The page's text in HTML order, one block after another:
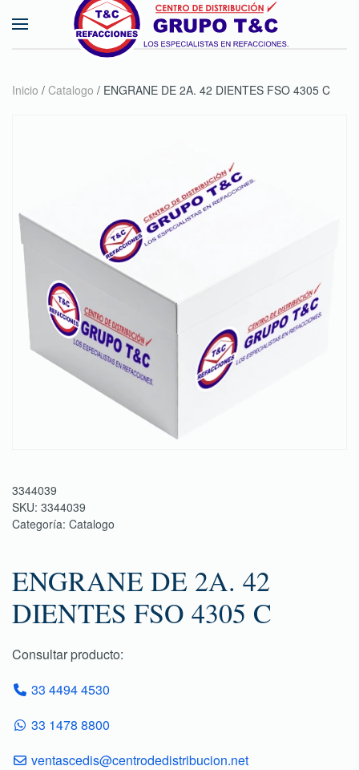
Skip to main content
Inicio / Catalogo / ENGRANE DE 2A. 42 DIENTES FSO 4305 C
3344039
SKU: 3344039
Categoría: Catalogo
ENGRANE DE 2A. 42
DIENTES FSO 4305 C
Consultar producto:
33 4494 4530
33 1478 8800
ventascedis@centrodedistribucion.net